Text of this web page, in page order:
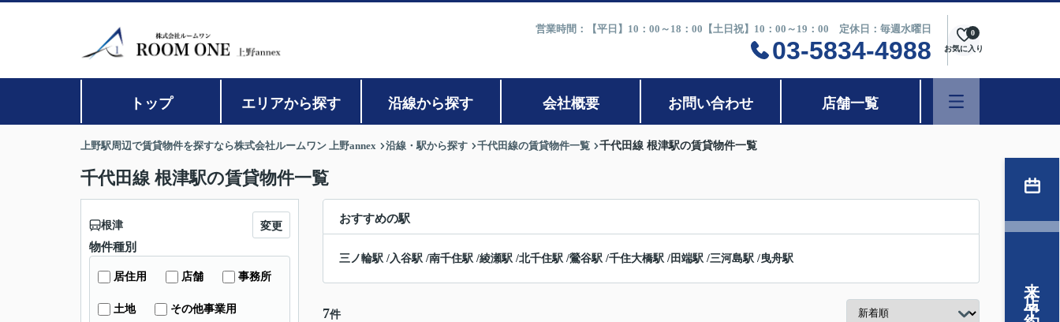
営業時間：【平日】10：00～18：00【土日祝】10：00～19：00 定休日：毎週水曜日
03-5834-4988 お気に入り
0
トップ エリアから探す 沿線から探す 会社概要 お問い合わせ 店舗一覧
上野駅周辺で賃貸物件を探すなら株式会社ルームワン 上野annex 沿線・駅から探す 千代田線の賃貸物件一覧 千代田線 根津駅の賃貸物件一覧
千代田線 根津駅の賃貸物件一覧
おすすめの駅
三ノ輪駅 /入谷駅 /南千住駅 /綾瀬駅 /北千住駅 /鶯谷駅 /千住大橋駅 /田端駅 /三河島駅 /曳舟駅
7件
根津 変更
物件種別
居住用 店舗 事務所
土地 その他事業用 来店予約